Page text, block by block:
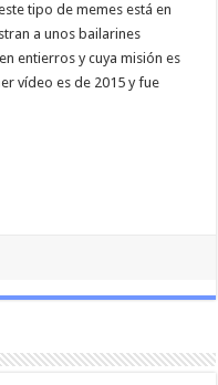
tipo de memes está en
a unos bailarines
entierros y cuya misión es
vídeo es de 2015 y fue